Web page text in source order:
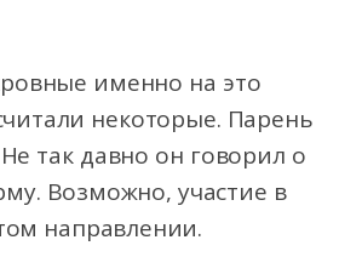
именно на это
некоторые. Парень
так давно он говорил о
Возможно, участие в
направлении.